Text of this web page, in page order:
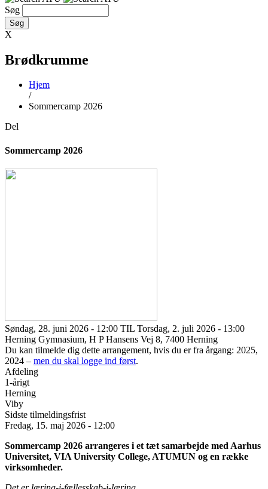
Søg
X
Brødkrumme
Hjem
/
Sommercamp 2026
Del
Sommercamp 2026
Søndag, 28. juni 2026 - 12:00 TIL Torsdag, 2. juli 2026 - 13:00
Herning Gymnasium, H P Hansens Vej 8, 7400 Herning
Du kan tilmelde dig dette arrangement, hvis du er fra årgang: 2025,
2024 – men du skal logge ind først.
Afdeling
1-årigt
Herning
Viby
Sidste tilmeldingsfrist
Fredag, 15. maj 2026 - 12:00
Sommercamp 2026 arrangeres i et tæt samarbejde med Aarhus
Universitet, VIA University College, ATUMUN og en række
virksomheder.